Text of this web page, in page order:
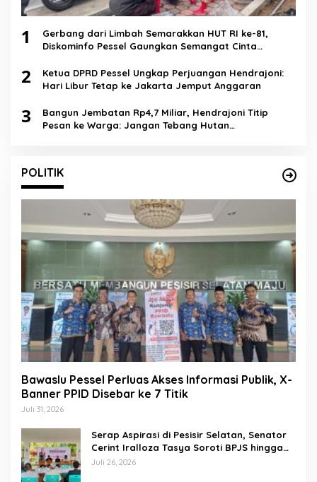
1
Gerbang dari Limbah Semarakkan HUT RI ke-81,
Diskominfo Pessel Gaungkan Semangat Cinta
2
Ketua DPRD Pessel Ungkap Perjuangan Hendrajoni:
Hari Libur Tetap ke Jakarta Jemput Anggaran
3
Bangun Jembatan Rp4,7 Miliar, Hendrajoni Titip
Pesan ke Warga: Jangan Tebang Hutan
POLITIK
Bawaslu Pessel Perluas Akses Informasi Publik, X-
Banner PPID Disebar ke 7 Titik
Juli 31, 2026
Serap Aspirasi di Pesisir Selatan, Senator
Cerint Iralloza Tasya Soroti BPJS hingga
Kurikulum Merdeka
Juli 26, 2026